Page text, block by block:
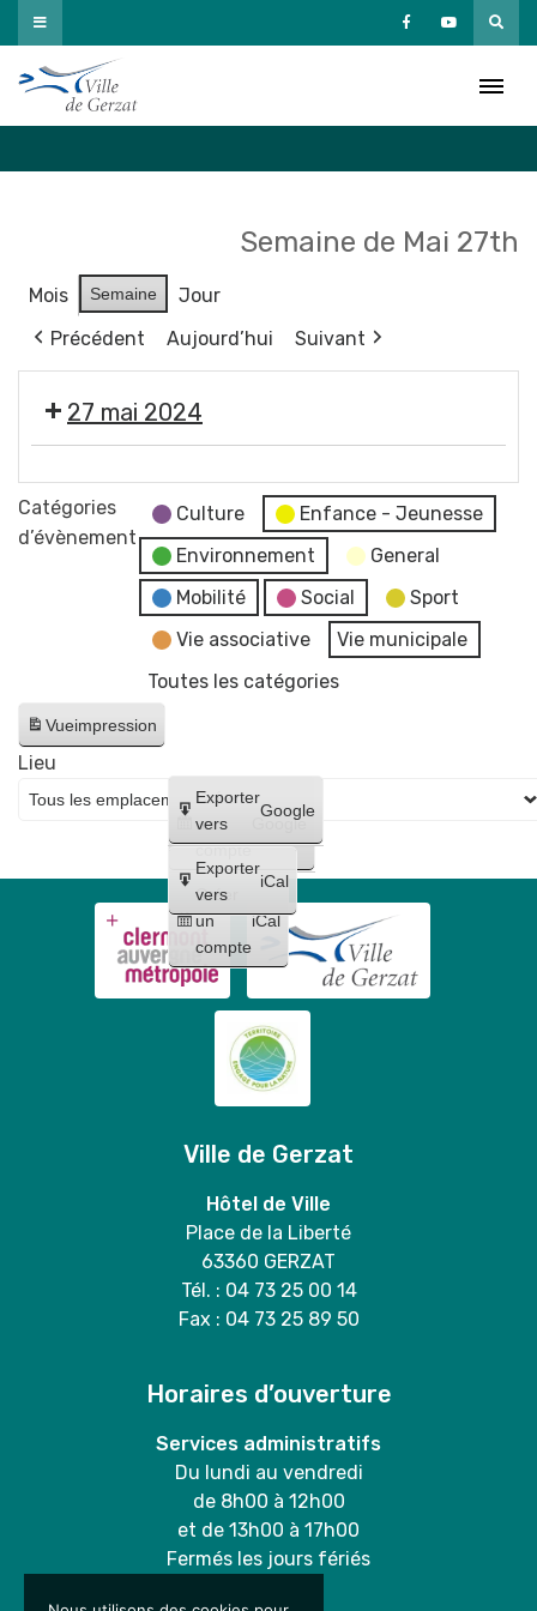
Passer
au
contenu
Semaine de Mai 27th
Mois Semaine
Jour
Précédent
Aujourd’hui Suivant
27 mai 2024
Réunion
du
juin
Catégories
d’évènement
Culture
Enfance - Jeunesse
Environnement
General
Mobilité
Social
Sport
Vie associative
Vie municipale
Toutes les catégories
Vueimpression
Créer
un
compte
Google
Créer
un
compte
iCal
Exporter
vers
Google
Exporter
vers
iCal
Lieu
Ville de Gerzat
Hôtel de Ville
Place de la Liberté
63360 GERZAT
Tél. : 04 73 25 00 14
Fax : 04 73 25 89 50
Horaires d’ouverture
Services administratifs
Du lundi au vendredi
de 8h00 à 12h00
et de 13h00 à 17h00
Fermés les jours fériés